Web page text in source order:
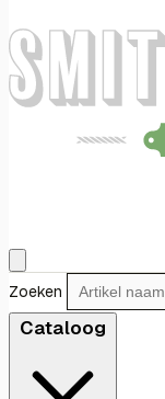
Zoeken
Cataloog